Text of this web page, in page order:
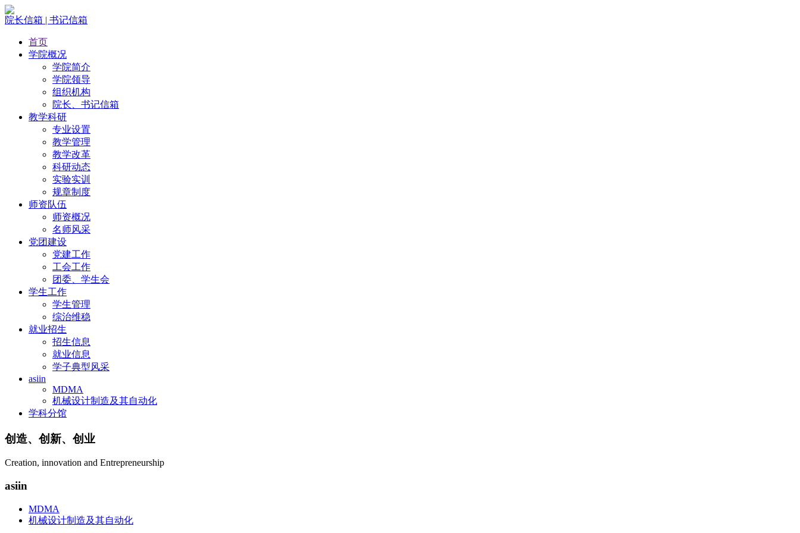
院长信箱 | 书记信箱
首页
学院概况
学院简介
学院领导
组织机构
院长、书记信箱
教学科研
专业设置
教学管理
教学改革
科研动态
实验实训
规章制度
师资队伍
师资概况
名师风采
党团建设
党建工作
工会工作
团委、学生会
学生工作
学生管理
综治维稳
就业招生
招生信息
就业信息
学子典型风采
asiin
MDMA
机械设计制造及其自动化
学科分馆
创造、创新、创业
Creation, innovation and Entrepreneurship
asiin
MDMA
机械设计制造及其自动化